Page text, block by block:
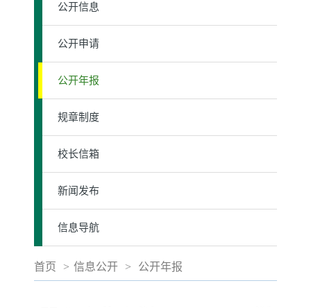
公开信息
公开申请
公开年报
规章制度
校长信箱
新闻发布
信息导航
首页 > 信息公开 > 公开年报